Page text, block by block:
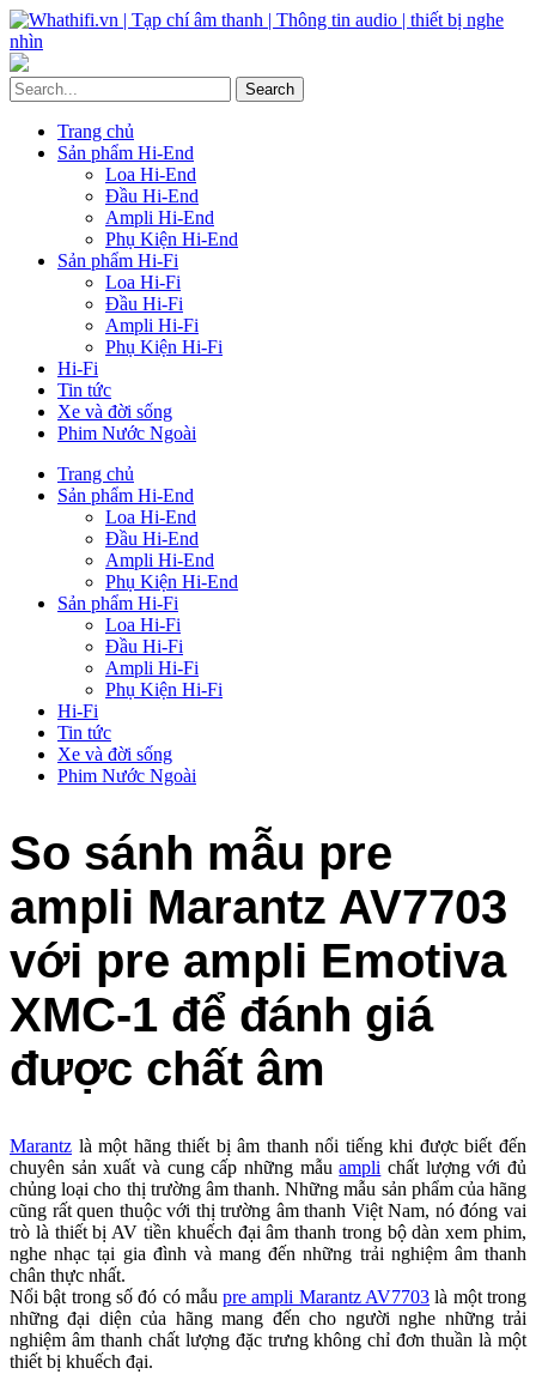
Trang chủ
Sản phẩm Hi-End
Loa Hi-End
Đầu Hi-End
Ampli Hi-End
Phụ Kiện Hi-End
Sản phẩm Hi-Fi
Loa Hi-Fi
Đầu Hi-Fi
Ampli Hi-Fi
Phụ Kiện Hi-Fi
Hi-Fi
Tin tức
Xe và đời sống
Phim Nước Ngoài
Trang chủ
Sản phẩm Hi-End
Loa Hi-End
Đầu Hi-End
Ampli Hi-End
Phụ Kiện Hi-End
Sản phẩm Hi-Fi
Loa Hi-Fi
Đầu Hi-Fi
Ampli Hi-Fi
Phụ Kiện Hi-Fi
Hi-Fi
Tin tức
Xe và đời sống
Phim Nước Ngoài
So sánh mẫu pre
ampli Marantz AV7703
với pre ampli Emotiva
XMC-1 để đánh giá
được chất âm
Marantz là một hãng thiết bị âm thanh nổi tiếng khi được biết đến
chuyên sản xuất và cung cấp những mẫuampli chất lượng với đủ
chủng loại cho thị trường âm thanh. Những mẫu sản phẩm của hãng
cũng rất quen thuộc với thị trường âm thanh Việt Nam, nó đóng vai
trò là thiết bị AV tiền khuếch đại âm thanh trong bộ dàn xem phim,
nghe nhạc tại gia đình và mang đến những trải nghiệm âm thanh
chân thực nhất.
Nổi bật trong số đó có mẫupre ampli Marantz AV7703 là một trong
những đại diện của hãng mang đến cho người nghe những trải
nghiệm âm thanh chất lượng đặc trưng không chỉ đơn thuần là một
thiết bị khuếch đại.